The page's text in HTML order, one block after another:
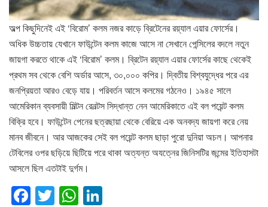
অল্প কিছুদিনেই এই ‘বিরোম’ কলম নজর কাড়ে ব্রিটেনের রয়্যাল এয়ার ফোর্সের।
অধিক উচ্চতায় যেখানে ফাউন্টেন কলম কাজে আসে না সেখানে পেন্সিলের বদলে নতুন
জায়গা করতে থাকে এই ‘বিরোম’ কলম। ব্রিটেন রয়্যাল এয়ার ফোর্সের কাছে থেকেই
প্রথম সব থেকে বেশি অর্ডার আসে, ৩০,০০০ কপির। দ্বিতীয় বিশ্বযুদ্ধের পরে এর
জনপ্রিয়তা আরও বেড়ে যায়। পরিবর্তন আসে কলমের গঠনেও। ১৯৪৫ সালে
আমেরিকান ব্যবসায়ী মিল্টন রেনল্টস সিদ্ধান্ত নেন আমেরিকাতে এই বল পয়েন্ট কলম
বিক্রি হবে। ফাউন্টেন পেনের ছত্রছায়া থেকে বেরিয়ে এক অনবদ্য জায়গা করে নেয়
মানব জীবনে। আর আজকের সেই বল পয়েন্ট কলম ছাড়া পুরো দুনিয়া অচল। আপনার
টেবিলের ওপর ছড়িয়ে ছিটিয়ে পরে থাকা অত্যন্ত অযত্নের জিনিসটির জন্মের ইতিহাসটা
আসলে ছিল এতটাই দুর্গম।
F T W